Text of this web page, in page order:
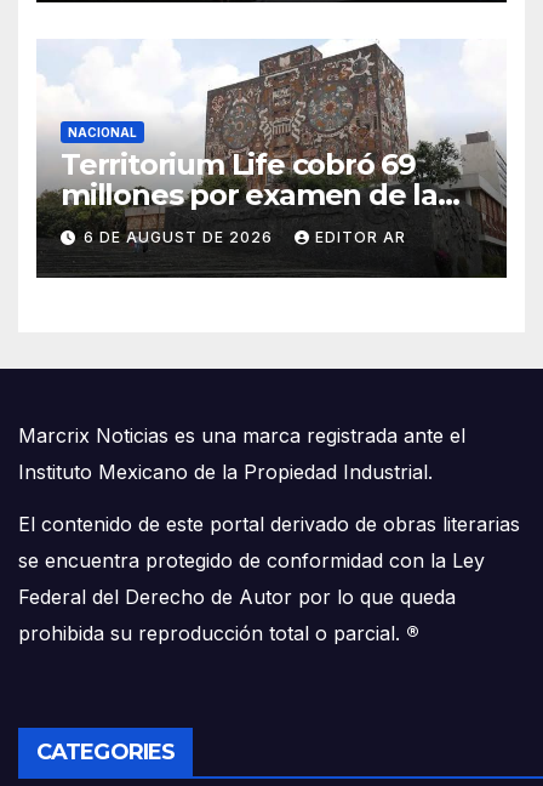
NACIONAL
Territorium Life cobró 69
millones por examen de la
UNAM que terminó anulado
6 DE AUGUST DE 2026 EDITOR AR
Marcrix Noticias es una marca registrada ante el
Instituto Mexicano de la Propiedad Industrial.
El contenido de este portal derivado de obras literarias
se encuentra protegido de conformidad con la Ley
Federal del Derecho de Autor por lo que queda
prohibida su reproducción total o parcial. ®
CATEGORIES